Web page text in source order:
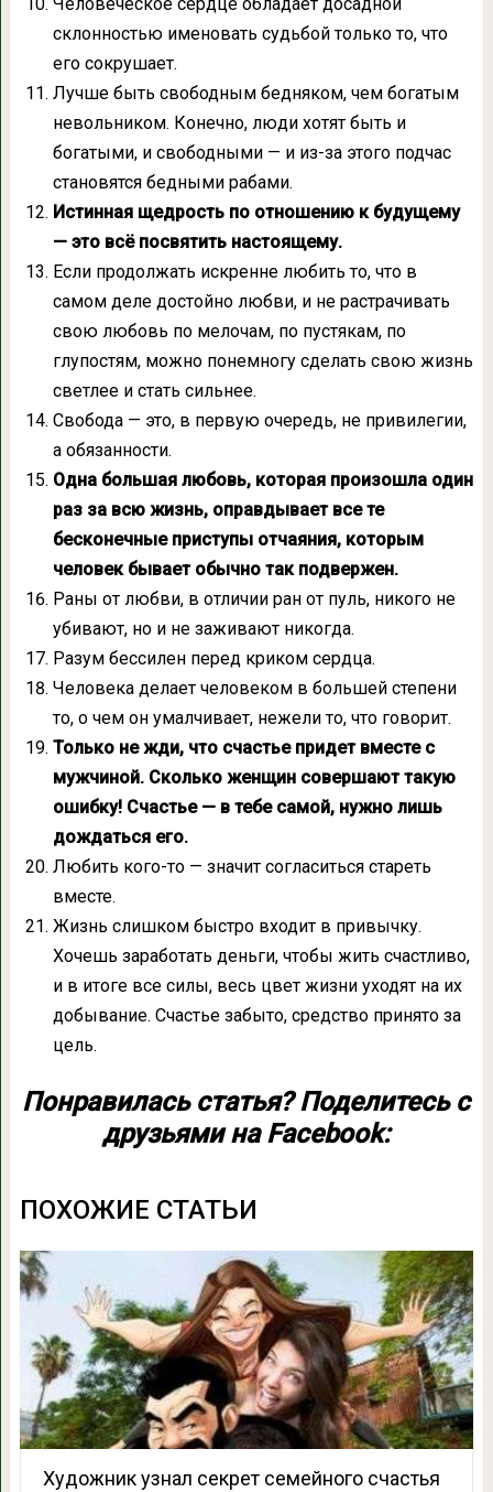
Человеческое сердце обладает досадной
склонностью именовать судьбой только то, что
его сокрушает.
Лучше быть свободным бедняком, чем богатым
невольником. Конечно, люди хотят быть и
богатыми, и свободными — и из-за этого подчас
становятся бедными рабами.
Истинная щедрость по отношению к будущему
— это всё посвятить настоящему.
Если продолжать искренне любить то, что в
самом деле достойно любви, и не растрачивать
свою любовь по мелочам, по пустякам, по
глупостям, можно понемногу сделать свою жизнь
светлее и стать сильнее.
Свобода — это, в первую очередь, не привилегии,
а обязанности.
Одна большая любовь, которая произошла один
раз за всю жизнь, оправдывает все те
бесконечные приступы отчаяния, которым
человек бывает обычно так подвержен.
Раны от любви, в отличии ран от пуль, никого не
убивают, но и не заживают никогда.
Разум бессилен перед криком сердца.
Человека делает человеком в большей степени
то, о чем он умалчивает, нежели то, что говорит.
Только не жди, что счастье придет вместе с
мужчиной. Сколько женщин совершают такую
ошибку! Счастье — в тебе самой, нужно лишь
дождаться его.
Любить кого-то — значит согласиться стареть
вместе.
Жизнь слишком быстро входит в привычку.
Хочешь заработать деньги, чтобы жить счастливо,
и в итоге все силы, весь цвет жизни уходят на их
добывание. Счастье забыто, средство принято за
цель.
Понравилась статья? Поделитесь с
друзьями на Facebook:
ПОХОЖИЕ СТАТЬИ
Художник узнал секрет семейного счастья